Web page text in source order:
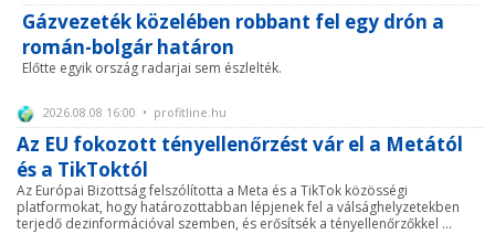
Gázvezeték közelében robbant fel egy drón a
román-bolgár határon
Előtte egyik ország radarjai sem észlelték.
2026.08.08 16:00 • profitline.hu
Az EU fokozott tényellenőrzést vár el a Metától
és a TikToktól
Az Európai Bizottság felszólította a Meta és a TikTok közösségi
platformokat, hogy határozottabban lépjenek fel a válsághelyzetekben
terjedő dezinformációval szemben, és erősítsék a tényellenőrzőkkel ...